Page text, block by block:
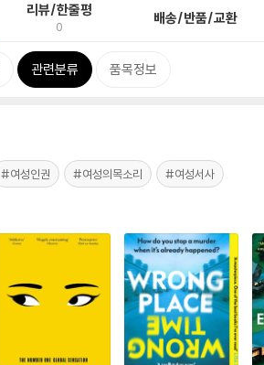
리뷰/한줄평
0 배송/반품/교환
관련분류 품목정보
#여성인권 #여성의목소리 #여성서사